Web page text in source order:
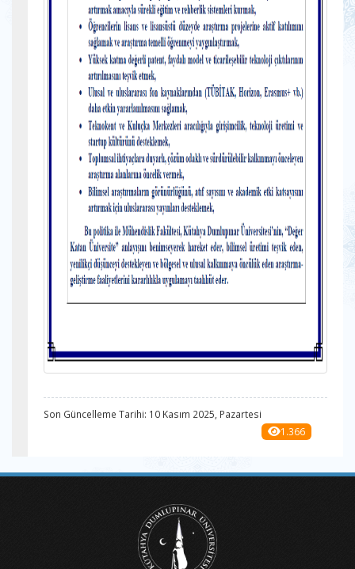
Son Güncelleme Tarihi: 10 Kasım 2025, Pazartesi
1.366